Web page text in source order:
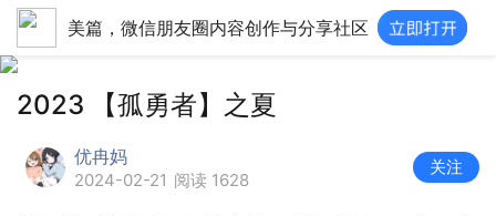
美篇，微信朋友圈内容创作与分享社区
2023 【孤勇者】之夏
优冉妈
2024-02-21 阅读 1628
关注